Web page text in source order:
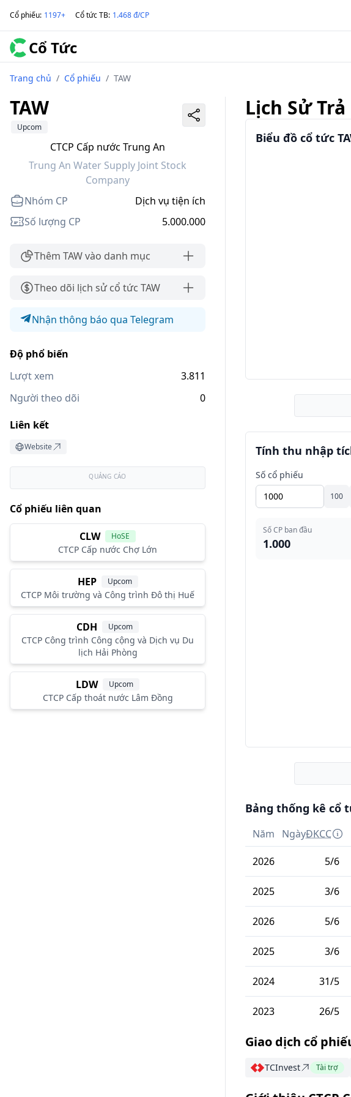
Cổ phiếu: 1197+ Cổ tức TB: 1.468 đ/CP
Cổ Tức
Trang chủ / Cổ phiếu / TAW
TAW
Upcom
CTCP Cấp nước Trung An
Trung An Water Supply Joint Stock
Company
Nhóm CP
Dịch vụ tiện ích
Số lượng CP
5.000.000
Thêm TAW vào danh mục
Theo dõi lịch sử cổ tức TAW
Nhận thông báo qua Telegram
Độ phổ biến
Lượt xem
3.811
Người theo dõi
0
Liên kết
Website
QUẢNG CÁO
Cổ phiếu liên quan
CLW HoSE
CTCP Cấp nước Chợ Lớn
HEP Upcom
CTCP Môi trường và Công trình Đô thị Huế
CDH Upcom
CTCP Công trình Công cộng và Dịch vụ Du
lịch Hải Phòng
LDW Upcom
CTCP Cấp thoát nước Lâm Đồng
Lịch Sử Trả
Biểu đồ cổ tức
Tính thu nhập
Số cổ phiếu
100
Số CP ban đầu
1.000
Bảng thống kê cổ
Năm NgàyĐKCC
2026 5/6
2025 3/6
2026 5/6
2025 3/6
2024 31/5
2023 26/5
Giao dịch cổ
TCInvest Tài trợ